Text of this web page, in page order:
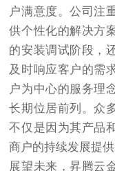
户满意度。公司注
供个性化的解决方
的安装调试阶段，
及时响应客户的需
户为中心的服务理
长期位居前列。众
不仅是因为其产品
商户的持续发展提供
展望未来，昇腾云